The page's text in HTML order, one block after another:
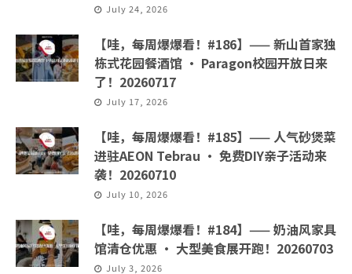
July 24, 2026
【哇，每周爆爆看！#186】—— 新山首家独
栋式花园餐酒馆 · Paragon校园开放日来
了！20260717
July 17, 2026
【哇，每周爆爆看！#185】—— 人气砂煲菜
进驻AEON Tebrau · 免费DIY亲子活动来
袭！20260710
July 10, 2026
【哇，每周爆爆看！#184】—— 奶油风家具
馆清仓优惠 · 大型美食展开跑！20260703
July 3, 2026